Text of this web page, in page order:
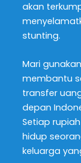
akan
stunting.
Mari
membantu
transfer
depan
Setiap
hidup
keluarga